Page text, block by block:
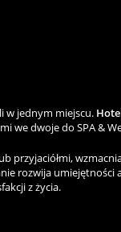
w jednym miejscu.
we dwoje do SPA &
przyjaciółmi,
rozwija umiejętności
z życia.